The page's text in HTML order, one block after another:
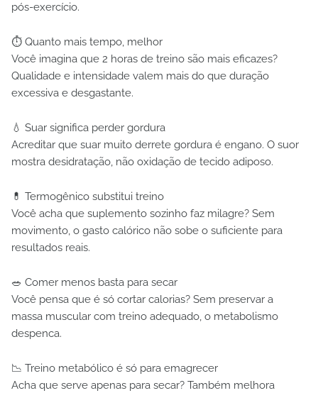
pós-exercício.
⏱ Quanto mais tempo, melhor
Você imagina que 2 horas de treino são mais eficazes?
Qualidade e intensidade valem mais do que duração
excessiva e desgastante.
💧 Suar significa perder gordura
Acreditar que suar muito derrete gordura é engano. O suor
mostra desidratação, não oxidação de tecido adiposo.
💊 Termogênico substitui treino
Você acha que suplemento sozinho faz milagre? Sem
movimento, o gasto calórico não sobe o suficiente para
resultados reais.
🥗 Comer menos basta para secar
Você pensa que é só cortar calorias? Sem preservar a
massa muscular com treino adequado, o metabolismo
despenca.
📉 Treino metabólico é só para emagrecer
Acha que serve apenas para secar? Também melhora